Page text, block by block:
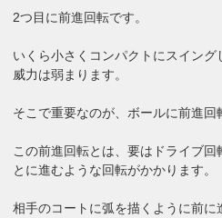
2つ目に前進回転です。
いくら小さくコンパクトにスイング
威力は弱まります。
そこで重要なのが、ボールに前進回
この前進回転とは、要はドライブ
とに進むような回転がかかります。
相手のコートに弧を描くように前